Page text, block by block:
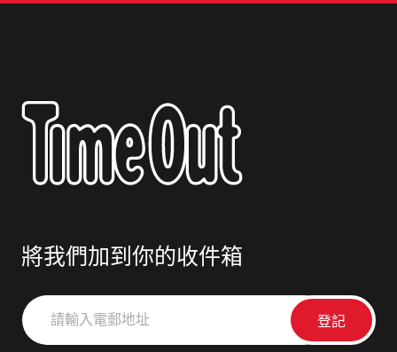
將我們加到你的收件箱
請
輸